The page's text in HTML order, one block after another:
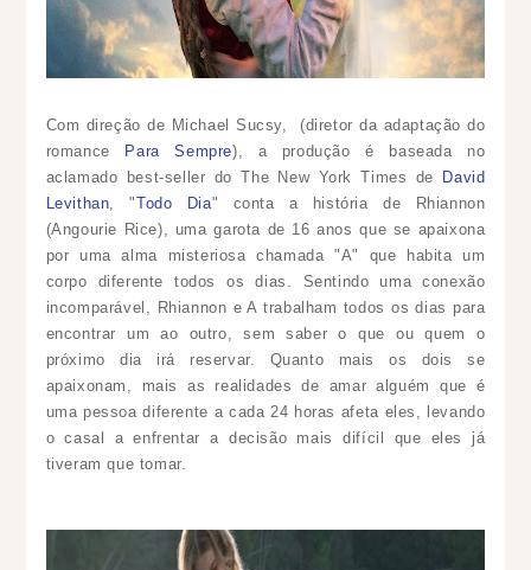
Com direção de Michael Sucsy, (diretor da adaptação do
romance Para Sempre), a produção é baseada no
aclamado best-seller do The New York Times de David
Levithan , "Todo Dia" conta a história de Rhiannon
(Angourie Rice) , uma garota de 16 anos que se apaixona
por uma alma misteriosa chamada "A" que habita um
corpo diferente todos os dias. Sentindo uma conexão
incomparável, Rhiannon e A trabalham todos os dias para
encontrar um ao outro, sem saber o que ou quem o
próximo dia irá reservar. Quanto mais os dois se
apaixonam, mais as realidades de amar alguém que é
uma pessoa diferente a cada 24 horas afeta eles, levando
o casal a enfrentar a decisão mais difícil que eles já
tiveram que tomar.